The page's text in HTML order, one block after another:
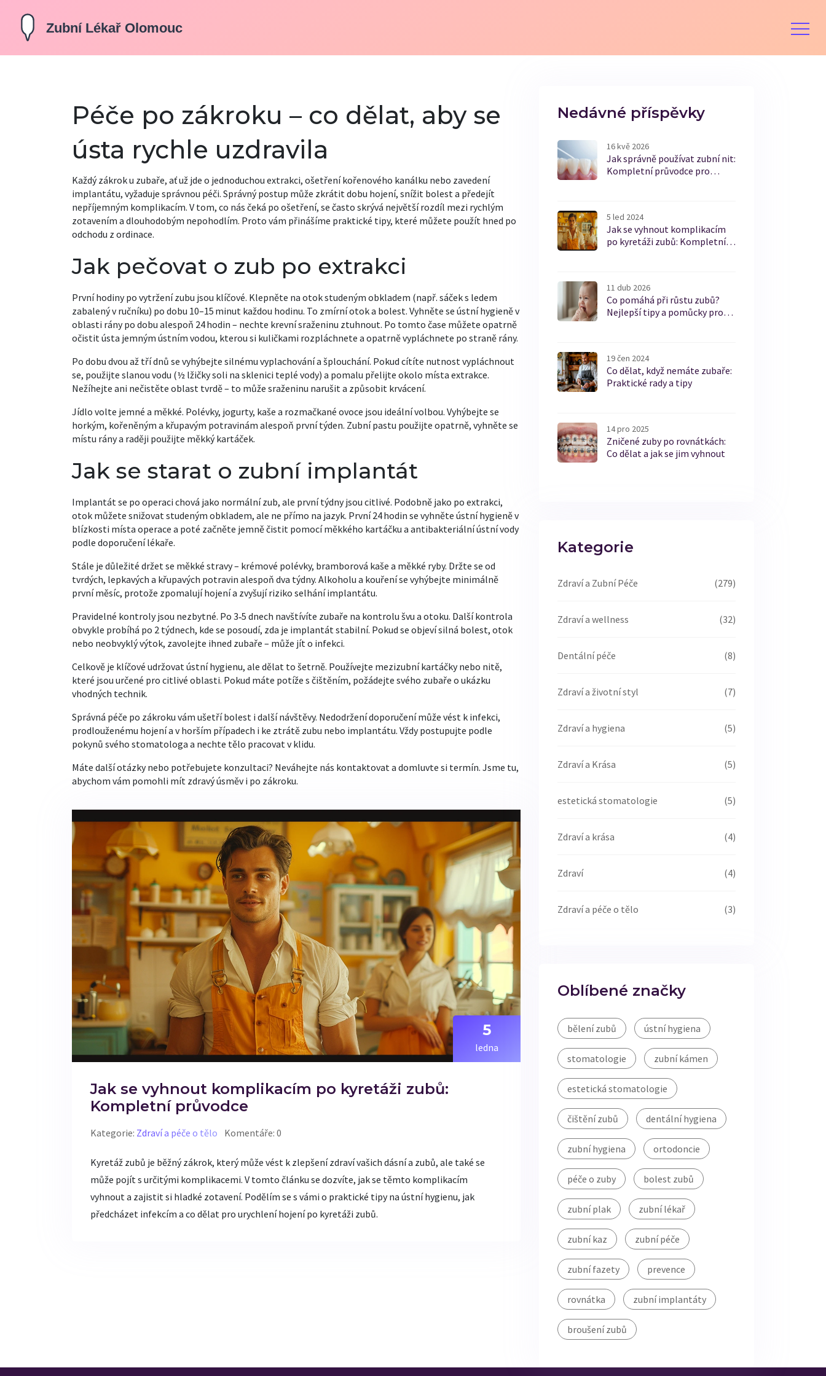
Péče po zákroku – co dělat, aby se
ústa rychle uzdravila
Každý zákrok u zubaře, ať už jde o jednoduchou extrakci, ošetření kořenového kanálku nebo zavedení
implantátu, vyžaduje správnou péči. Správný postup může zkrátit dobu hojení, snížit bolest a předejít
nepříjemným komplikacím. V tom, co nás čeká po ošetření, se často skrývá největší rozdíl mezi rychlým
zotavením a dlouhodobým nepohodlím. Proto vám přinášíme praktické tipy, které můžete použít hned po
odchodu z ordinace.
Jak pečovat o zub po extrakci
První hodiny po vytržení zubu jsou klíčové. Klepněte na otok studeným obkladem (např. sáček s ledem
zabalený v ručníku) po dobu 10–15 minut každou hodinu. To zmírní otok a bolest. Vyhněte se ústní hygieně v
oblasti rány po dobu alespoň 24 hodin – nechte krevní sraženinu ztuhnout. Po tomto čase můžete opatrně
očistit ústa jemným ústním vodou, kterou si kuličkami rozpláchnete a opatrně vypláchnete po straně rány.
Po dobu dvou až tří dnů se vyhýbejte silnému vyplachování a šplouchání. Pokud cítíte nutnost vypláchnout
se, použijte slanou vodu (½ lžičky soli na sklenici teplé vody) a pomalu přelijte okolo místa extrakce.
Nežíhejte ani nečistěte oblast tvrdě – to může sraženinu narušit a způsobit krvácení.
Jídlo volte jemné a měkké. Polévky, jogurty, kaše a rozmačkané ovoce jsou ideální volbou. Vyhýbejte se
horkým, kořeněným a křupavým potravinám alespoň první týden. Zubní pastu použijte opatrně, vyhněte se
místu rány a raději použijte měkký kartáček.
Jak se starat o zubní implantát
Implantát se po operaci chová jako normální zub, ale první týdny jsou citlivé. Podobně jako po extrakci,
otok můžete snižovat studeným obkladem, ale ne přímo na jazyk. První 24 hodin se vyhněte ústní hygieně v
blízkosti místa operace a poté začněte jemně čistit pomocí měkkého kartáčku a antibakteriální ústní vody
podle doporučení lékaře.
Stále je důležité držet se měkké stravy – krémové polévky, bramborová kaše a měkké ryby. Držte se od
tvrdých, lepkavých a křupavých potravin alespoň dva týdny. Alkoholu a kouření se vyhýbejte minimálně
první měsíc, protože zpomalují hojení a zvyšují riziko selhání implantátu.
Pravidelné kontroly jsou nezbytné. Po 3‑5 dnech navštívíte zubaře na kontrolu švu a otoku. Další kontrola
obvykle probíhá po 2 týdnech, kde se posoudí, zda je implantát stabilní. Pokud se objeví silná bolest, otok
nebo neobvyklý výtok, zavolejte ihned zubaře – může jít o infekci.
Celkově je klíčové udržovat ústní hygienu, ale dělat to šetrně. Používejte mezizubní kartáčky nebo nitě,
které jsou určené pro citlivé oblasti. Pokud máte potíže s čištěním, požádejte svého zubaře o ukázku
vhodných technik.
Správná péče po zákroku vám ušetří bolest i další návštěvy. Nedodržení doporučení může vést k infekci,
prodlouženému hojení a v horším případech i ke ztrátě zubu nebo implantátu. Vždy postupujte podle
pokynů svého stomatologa a nechte tělo pracovat v klidu.
Máte další otázky nebo potřebujete konzultaci? Neváhejte nás kontaktovat a domluvte si termín. Jsme tu,
abychom vám pomohli mít zdravý úsměv i po zákroku.
5
ledna
Jak se vyhnout komplikacím po kyretáži zubů:
Kompletní průvodce
Kategorie: Zdraví a péče o tělo Komentáře: 0
Kyretáž zubů je běžný zákrok, který může vést k zlepšení zdraví vašich dásní a zubů, ale také se
může pojít s určitými komplikacemi. V tomto článku se dozvíte, jak se těmto komplikacím
vyhnout a zajistit si hladké zotavení. Podělím se s vámi o praktické tipy na ústní hygienu, jak
předcházet infekcím a co dělat pro urychlení hojení po kyretáži zubů.
Nedávné příspěvky
16 kvě 2026
Jak správně používat zubní nit:
Kompletní průvodce pro
5 led 2024
Jak se vyhnout komplikacím
po kyretáži zubů: Kompletní
11 dub 2026
Co pomáhá při růstu zubů?
Nejlepší tipy a pomůcky pro
19 čen 2024
Co dělat, když nemáte zubaře:
Praktické rady a tipy
14 pro 2025
Zničené zuby po rovnátkách:
Co dělat a jak se jim vyhnout
Kategorie
Zdraví a Zubní Péče (279)
Zdraví a wellness (32)
Dentální péče (8)
Zdraví a životní styl (7)
Zdraví a hygiena (5)
Zdraví a Krása (5)
estetická stomatologie (5)
Zdraví a krása (4)
Zdraví (4)
Zdraví a péče o tělo (3)
Oblíbené značky
bělení zubů ústní hygiena
stomatologie zubní kámen
estetická stomatologie
čištění zubů dentální hygiena
zubní hygiena ortodoncie
péče o zuby bolest zubů
zubní plak zubní lékař
zubní kaz zubní péče
zubní fazety prevence
rovnátka zubní implantáty
broušení zubů